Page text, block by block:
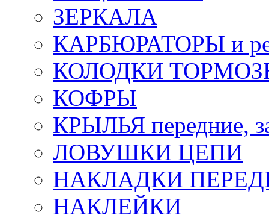
ЗЕРКАЛА
КАРБЮРАТОРЫ и
КОЛОДКИ
КОФРЫ
КРЫЛЬЯ передние,
ЛОВУШКИ ЦЕПИ
НАКЛАДКИ
НАКЛЕЙКИ